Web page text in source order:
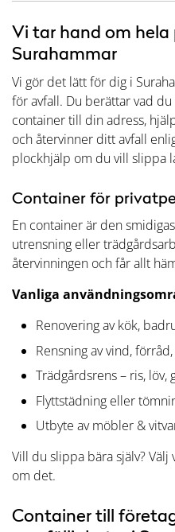
Vi tar hand om hela
Surahammar
Vi gör det lätt för dig i
för avfall. Du berättar vad
container till din adress,
och återvinner ditt avfall
plockhjälp om du vill slippa
Container för
En container är den
utrensning eller
återvinningen och får allt
Vanliga
Renovering av kök,
Rensning av vind,
Trädgårdsrens – ris, löv,
Flyttstädning eller
Utbyte av möbler &
Vill du slippa bära själv?
om det.
Container till